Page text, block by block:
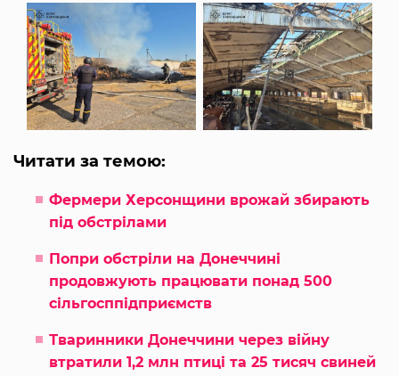
Читати за темою:
Фермери Херсонщини врожай збирають
під обстрілами
Попри обстріли на Донеччині
продовжують працювати понад 500
сільгосппідприємств
Тваринники Донеччини через війну
втратили 1,2 млн птиці та 25 тисяч свиней